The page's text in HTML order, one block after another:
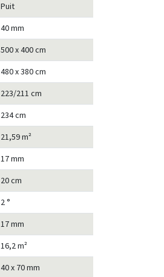
Puit
40 mm
500 x 400 cm
480 x 380 cm
223/211 cm
234 cm
21,59 m²
17 mm
20 cm
2 °
17 mm
16,2 m²
40 x 70 mm